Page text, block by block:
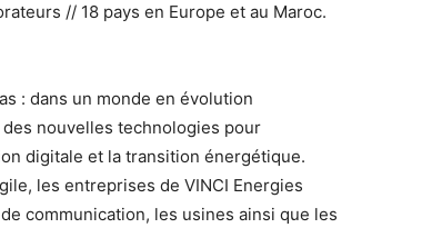
// 18 pays en Europe et au Maroc.
: dans un monde en évolution
nouvelles technologies pour
digitale et la transition énergétique.
les entreprises de VINCI Energies
communication, les usines ainsi que les